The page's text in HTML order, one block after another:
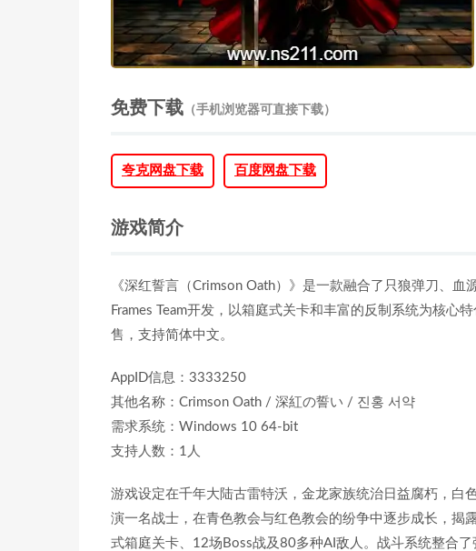
免费下载 （手机浏览器可直接下载）
夸克网盘下载 百度网盘下载
游戏简介
《深红誓言（Crimson Oath）》是一款融合了只狼弹刀、
Frames Team开发，以箱庭式关卡和丰富的反制系统为核心
售，支持简体中文。
AppID信息：3333250
其他名称：Crimson Oath / 深紅の誓い / 진홍 서약
需求系统：Windows 10 64-bit
支持人数：1人
游戏设定在千年大陆古雷特沃，金龙家族统治日益腐朽，白
演一名战士，在青色教会与红色教会的纷争中逐步成长，揭
式箱庭关卡、12场Boss战及80多种AI敌人。战斗系统整合